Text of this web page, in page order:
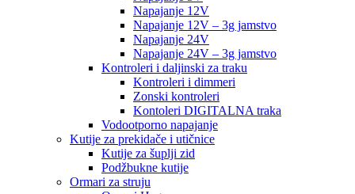
Napajanje 12V
Napajanje 12V – 3g jamstvo
Napajanje 24V
Napajanje 24V – 3g jamstvo
Kontroleri i daljinski za traku
Kontroleri i dimmeri
Zonski kontroleri
Kontoleri DIGITALNA traka
Vodootporno napajanje
Kutije za prekidače i utičnice
Kutije za šuplji zid
Podžbukne kutije
Ormari za struju